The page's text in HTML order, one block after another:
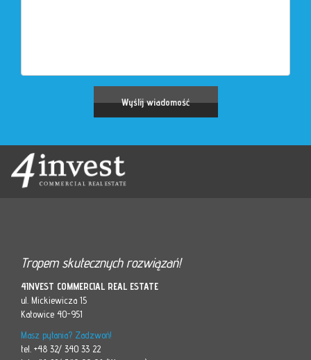
Tropem skutecznych rozwiązań!
4INVEST COMMERCIAL REAL ESTATE
ul. Mickiewicza 15
Katowice 40-951
Masz pytania? Zadzwoń!
tel. +48 32/ 340 33 22